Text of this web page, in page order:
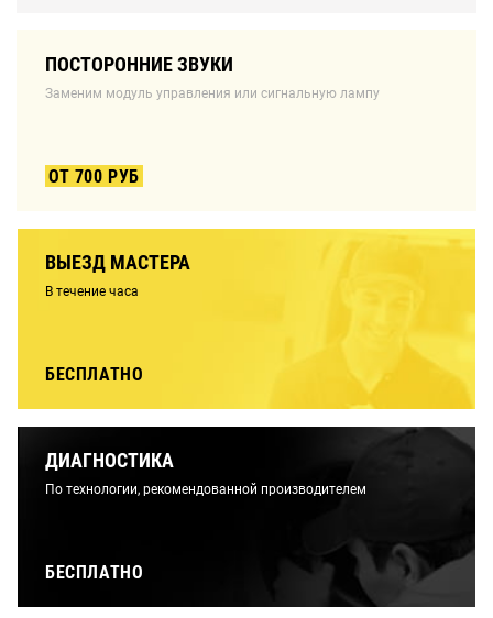
ПОСТОРОННИЕ ЗВУКИ
Заменим модуль управления или сигнальную лампу
ОТ 700 РУБ
ВЫЕЗД МАСТЕРА
В течение часа
БЕСПЛАТНО
ДИАГНОСТИКА
По технологии, рекомендованной производителем
БЕСПЛАТНО